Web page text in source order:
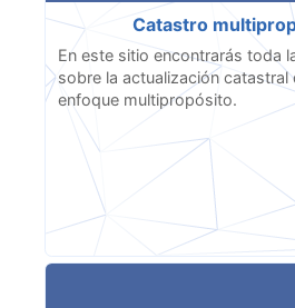
Catastro
En este sitio encontrarás toda
sobre la actualización catastral
enfoque multipropósito.